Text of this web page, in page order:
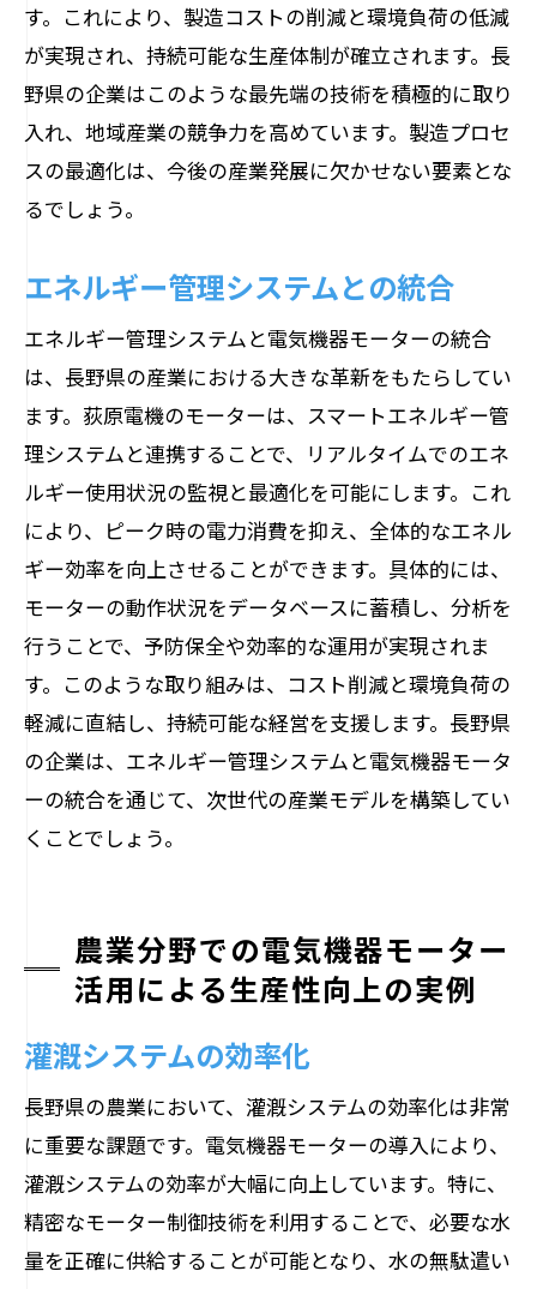
す。これにより、製造コストの削減と環境負荷の低減
が実現され、持続可能な生産体制が確立されます。長
野県の企業はこのような最先端の技術を積極的に取り
入れ、地域産業の競争力を高めています。製造プロセ
スの最適化は、今後の産業発展に欠かせない要素とな
るでしょう。
エネルギー管理システムとの統合
エネルギー管理システムと電気機器モーターの統合
は、長野県の産業における大きな革新をもたらしてい
ます。荻原電機のモーターは、スマートエネルギー管
理システムと連携することで、リアルタイムでのエネ
ルギー使用状況の監視と最適化を可能にします。これ
により、ピーク時の電力消費を抑え、全体的なエネル
ギー効率を向上させることができます。具体的には、
モーターの動作状況をデータベースに蓄積し、分析を
行うことで、予防保全や効率的な運用が実現されま
す。このような取り組みは、コスト削減と環境負荷の
軽減に直結し、持続可能な経営を支援します。長野県
の企業は、エネルギー管理システムと電気機器モータ
ーの統合を通じて、次世代の産業モデルを構築してい
くことでしょう。
農業分野での電気機器モーター
活用による生産性向上の実例
灌漑システムの効率化
長野県の農業において、灌漑システムの効率化は非常
に重要な課題です。電気機器モーターの導入により、
灌漑システムの効率が大幅に向上しています。特に、
精密なモーター制御技術を利用することで、必要な水
量を正確に供給することが可能となり、水の無駄遣い